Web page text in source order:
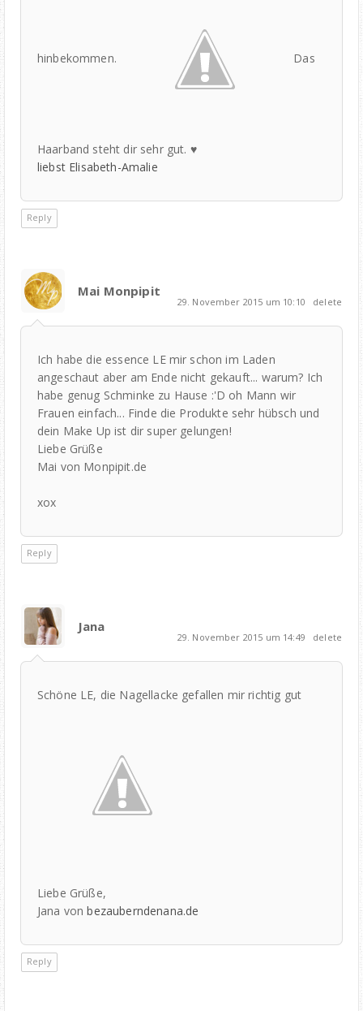
hinbekommen. Das
Haarband steht dir sehr gut. ♥
liebst Elisabeth-Amalie
Reply
Mai Monpipit
29. November 2015 um 10:10 delete
Ich habe die essence LE mir schon im Laden
angeschaut aber am Ende nicht gekauft... warum? Ich
habe genug Schminke zu Hause :'D oh Mann wir
Frauen einfach... Finde die Produkte sehr hübsch und
dein Make Up ist dir super gelungen!
Liebe Grüße
Mai von Monpipit.de
xox
Reply
Jana
29. November 2015 um 14:49 delete
Schöne LE, die Nagellacke gefallen mir richtig gut
Liebe Grüße,
Jana vonbezauberndenana.de
Reply